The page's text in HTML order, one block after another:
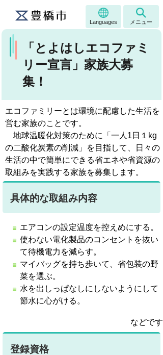
Languages メニュー
「とよはしエコファミ
リー宣言」家族大募
集！
エコファミリーとは環境に配慮した生活を
営む家族のことです。
地球温暖化対策のために「一人1日１kg
の二酸化炭素の削減」を目指して、日々の
生活の中で簡単にできる省エネや省資源の
取組みを実践する家族を募集します。
具体的な取組み内容
エアコンの設定温度を控えめにする。
使わない電化製品のコンセントを抜い
て待機電力を減らす。
マイバッグを持ち歩いて、省包装の野
菜を選ぶ。
水を出しっぱなしにしないようにして
節水に心がける。
などです
登録資格